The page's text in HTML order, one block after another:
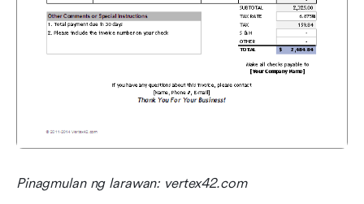
Pinagmulan ng larawan: vertex42.com